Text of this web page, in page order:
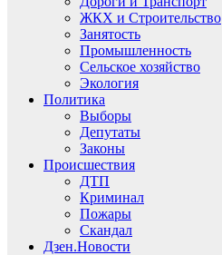
ЖКХ и Строительство
Занятость
Промышленность
Сельское хозяйство
Экология
Политика
Выборы
Депутаты
Законы
Происшествия
ДТП
Криминал
Пожары
Скандал
Дзен.Новости